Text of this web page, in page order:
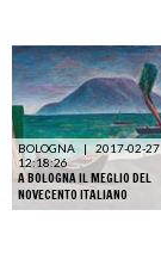
BOLOGNA | 2017-02-27
12:18:26
A BOLOGNA IL MEGLIO DEL
NOVECENTO ITALIANO